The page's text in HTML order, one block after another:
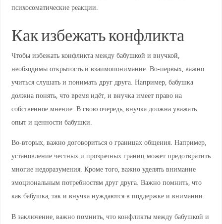
психосоматические реакции.
Как избежать конфликта
Чтобы избежать конфликта между бабушкой и внучкой,
необходимы открытость и взаимопонимание. Во-первых, важно
учиться слушать и понимать друг друга. Например, бабушка
должна понять, что время идёт, и внучка имеет право на
собственное мнение. В свою очередь, внучка должна уважать
опыт и ценности бабушки.
Во-вторых, важно договориться о границах общения. Например,
установление честных и прозрачных границ может предотвратить
многие недоразумения. Кроме того, важно уделять внимание
эмоциональным потребностям друг друга. Важно помнить, что
как бабушка, так и внучка нуждаются в поддержке и внимании.
В заключение, важно помнить, что конфликты между бабушкой и